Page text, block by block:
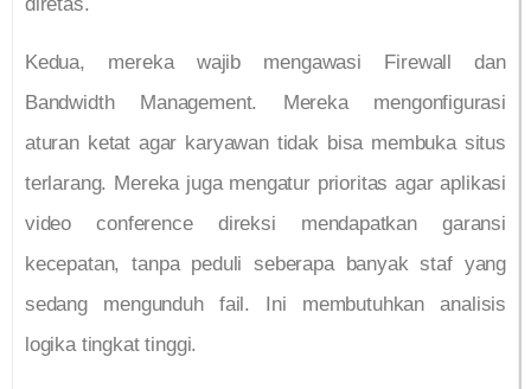
diretas.
Kedua, mereka wajib mengawasi Firewall dan
Bandwidth Management. Mereka mengonfigurasi
aturan ketat agar karyawan tidak bisa membuka situs
terlarang. Mereka juga mengatur prioritas agar aplikasi
video conference direksi mendapatkan garansi
kecepatan, tanpa peduli seberapa banyak staf yang
sedang mengunduh fail. Ini membutuhkan analisis
logika tingkat tinggi.